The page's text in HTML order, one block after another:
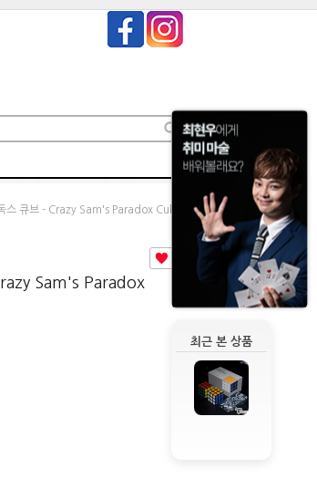
최근 본 상품
스 큐브 - Crazy Sam's Paradox Cube
Sam's Paradox